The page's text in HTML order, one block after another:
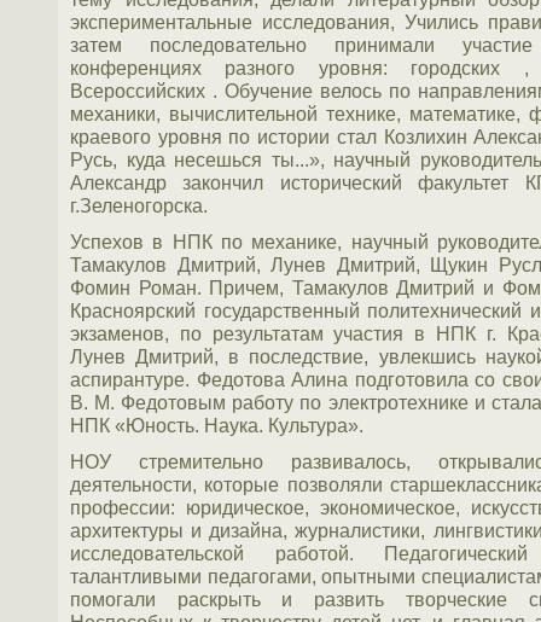
экспериментальные исследования, Учились
затем последовательно принимали
конференциях разного уровня:
Всероссийских . Обучение велось по
механики, вычислительной технике,
краевого уровня по истории стал Козлихин
Русь, куда несешься ты...», научный
Александр закончил исторический
г.Зеленогорска.
Успехов в НПК по механике, научный
Тамакулов Дмитрий, Лунев Дмитрий, Щукин
Фомин Роман. Причем, Тамакулов Дмитрий и
Красноярский государственный политехнический
экзаменов, по результатам участия в НПК г.
Лунев Дмитрий, в последствие, увлекшись
аспирантуре. Федотова Алина подготовила со
В. М. Федотовым работу по электротехнике и
НПК «Юность. Наука. Культура».
НОУ стремительно развивалось,
деятельности, которые позволяли
профессии: юридическое, экономическое,
архитектуры и дизайна, журналистики,
исследовательской работой.
талантливыми педагогами, опытными
помогали раскрыть и развить творческие